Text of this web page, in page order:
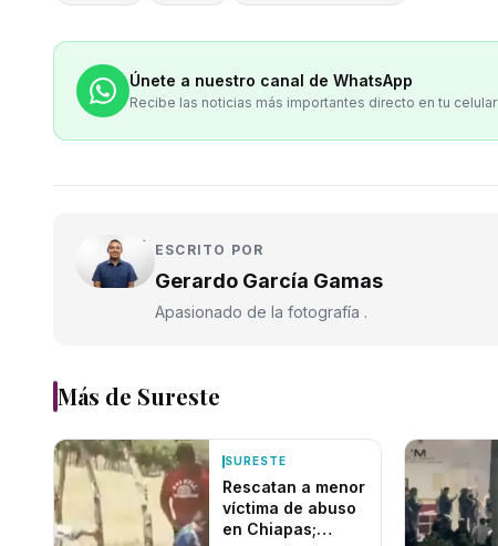
Únete a nuestro canal de WhatsApp
Recibe las noticias más importantes directo en tu celular
ESCRITO POR
Gerardo García Gamas
Apasionado de la fotografía .
Más de Sureste
SURESTE
Rescatan a menor
víctima de abuso
en Chiapas;